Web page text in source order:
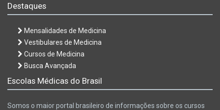
Destaques
Mensalidades de Medicina
Vestibulares de Medicina
Cursos de Medicina
Busca Avançada
Escolas Médicas do Brasil
Somos o maior portal brasileiro de informações sobre os cursos